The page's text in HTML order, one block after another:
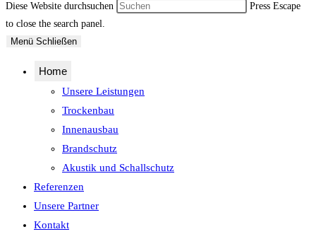
Diese Website durchsuchen
Press Escape
to close the search panel.
Menü Schließen
Home
Unsere Leistungen
Trockenbau
Innenausbau
Brandschutz
Akustik und Schallschutz
Referenzen
Unsere Partner
Kontakt